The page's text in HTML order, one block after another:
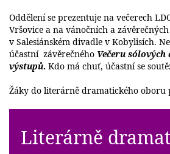
Oddělení se prezentuje na večerech
Vršovice a na vánočních a
v Salesiánském divadle v Kobylisích.
účastní závěrečného Večeru
výstupů. Kdo má chuť, účastní se
Žáky do literárně dramatického oboru
Literárně